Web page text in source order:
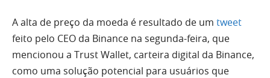
A alta de preço da moeda é resultado de um tweet
feito pelo CEO da Binance na segunda-feira, que
mencionou a Trust Wallet, carteira digital da Binance,
como uma solução potencial para usuários que